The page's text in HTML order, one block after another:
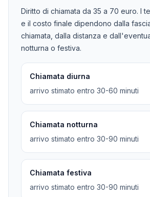
Diritto di chiamata da 35 a 70 euro. I
e il costo finale dipendono dalla
chiamata, dalla distanza e
notturna o festiva.
Chiamata diurna
arrivo stimato entro 30-60 minuti
Chiamata notturna
arrivo stimato entro 30-90 minuti
Chiamata festiva
arrivo stimato entro 30-90 minuti